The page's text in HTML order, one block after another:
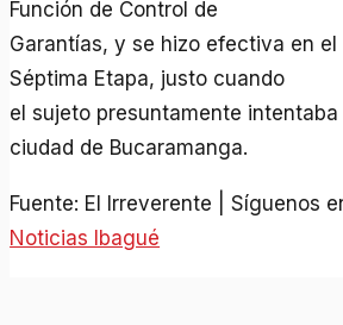
Función de Control de
Garantías, y se hizo efectiva en el
Séptima Etapa, justo cuando
el sujeto presuntamente
ciudad de Bucaramanga.
Fuente: El Irreverente | Síguenos
Noticias Ibagué